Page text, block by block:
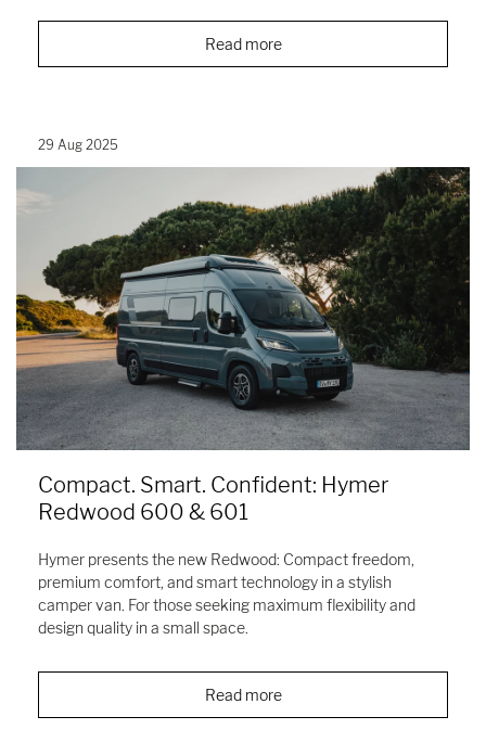
Read more
29 Aug 2025
Compact. Smart. Confident: Hymer
Redwood 600 & 601
Hymer presents the new Redwood: Compact freedom,
premium comfort, and smart technology in a stylish
camper van. For those seeking maximum flexibility and
design quality in a small space.
Read more